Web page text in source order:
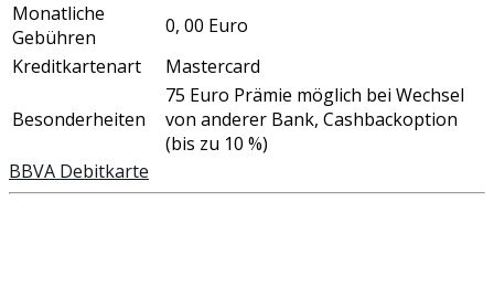
Monatliche
Gebühren
0, 00 Euro
Kreditkartenart
Mastercard
Besonderheiten
75 Euro Prämie möglich bei Wechsel
von anderer Bank, Cashbackoption
(bis zu 10 %)
BBVA Debitkarte